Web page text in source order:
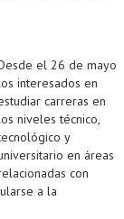
el 26 de mayo
interesados en
carreras en
niveles técnico,
y
en áreas
con
a la